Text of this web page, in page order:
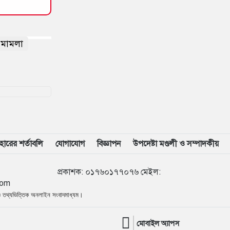
আত্মপ্রকাশ, নূরের এনসিপি সমালোচনা
২০
শর্তাবলি যোগাযোগ বিজ্ঞাপন উপদেষ্টা মণ্ডলী ও সম্পাদকীয়
প্রকাশক: ০১৭৬০১৭৭০৭৬ মেইল:
তথ্যভিত্তিক অনলাইন সংবাদমাধ্যম।
মোবাইল অ্যাপস